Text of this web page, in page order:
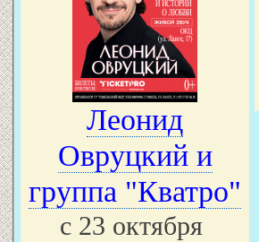
Леонид
Овруцкий и
группа "Кватро"
с 23 октября